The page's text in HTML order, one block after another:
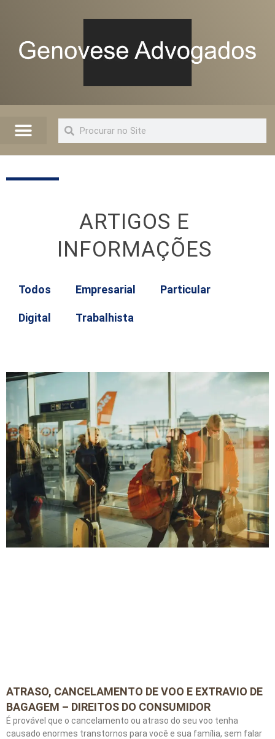
ARTIGOS E
INFORMAÇÕES
Todos Empresarial Particular
Digital Trabalhista
ATRASO, CANCELAMENTO DE VOO E EXTRAVIO DE
BAGAGEM – DIREITOS DO CONSUMIDOR
É provável que o cancelamento ou atraso do seu voo tenha
causado enormes transtornos para você e sua família, sem falar